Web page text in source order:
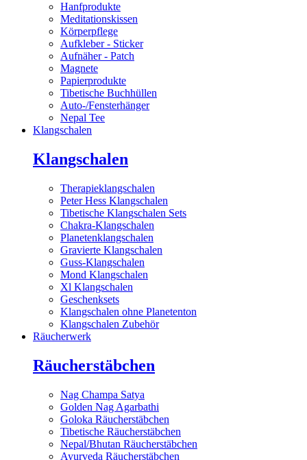
Hanfprodukte
Meditationskissen
Körperpflege
Aufkleber - Sticker
Aufnäher - Patch
Magnete
Papierprodukte
Tibetische Buchhüllen
Auto-/Fensterhänger
Nepal Tee
Klangschalen
Klangschalen
Therapieklangschalen
Peter Hess Klangschalen
Tibetische Klangschalen Sets
Chakra-Klangschalen
Planetenklangschalen
Gravierte Klangschalen
Guss-Klangschalen
Mond Klangschalen
Xl Klangschalen
Geschenksets
Klangschalen ohne Planetenton
Klangschalen Zubehör
Räucherwerk
Räucherstäbchen
Nag Champa Satya
Golden Nag Agarbathi
Goloka Räucherstäbchen
Tibetische Räucherstäbchen
Nepal/Bhutan Räucherstäbchen
Ayurveda Räucherstäbchen